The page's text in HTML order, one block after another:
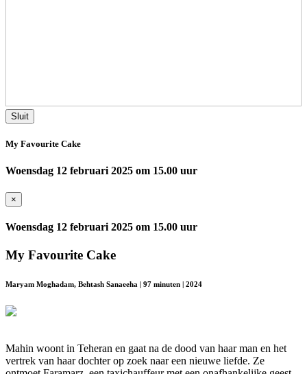
Sluit
My Favourite Cake
Woensdag 12 februari 2025 om 15.00 uur
×
Woensdag 12 februari 2025 om 15.00 uur
My Favourite Cake
Maryam Moghadam, Behtash Sanaeeha | 97 minuten | 2024
Mahin woont in Teheran en gaat na de dood van haar man en het
vertrek van haar dochter op zoek naar een nieuwe liefde. Ze